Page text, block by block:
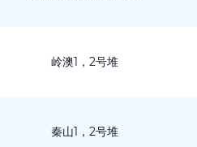
岭澳1，2号堆
秦山1，2号堆